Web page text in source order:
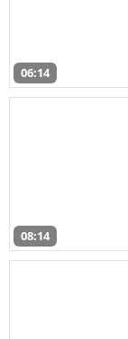
06:14
08:14